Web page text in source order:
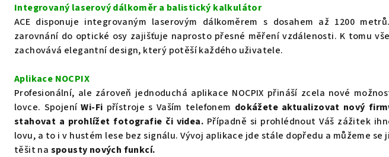
Integrovaný laserový dálkoměr a balistický kalkulátor
ACE disponuje integrovaným laserovým dálkoměrem s dosahem až 1200
zarovnání do optické osy zajišťuje naprosto přesné měření vzdálenosti. K tomu
zachovává elegantní design, který potěší každého uživatele.
Aplikace NOCPIX
Profesionální, ale zároveň jednoduchá aplikace NOCPIX přináší zcela nové
lovce. Spojení Wi-Fi přístroje s Vaším telefonem dokážete aktualizovat nový
stahovat a prohlížet fotografie či videa. Případně si prohlédnout Váš zážitek
lovu, a to i v hustém lese bez signálu. Vývoj aplikace jde stále dopředu a můžeme se
těšit na spousty nových funkcí.